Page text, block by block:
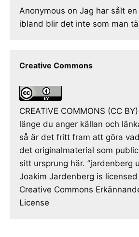
Anonymous on Jag har sålt
ibland blir det inte som man
Creative Commons
CREATIVE COMMONS (CC
länge du anger källan och
så är det fritt fram att göra
det originalmaterial som
sitt ursprung här. ”jardenberg
Joakim Jardenberg is
Creative Commons
License